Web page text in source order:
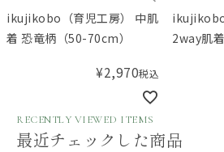
ikujikobo（育児工房） 中肌
着 恐竜柄（50-70cm）
¥2,970税込
ikujikobo
2way肌
RECENTLY VIEWED ITEMS
最近チェックした商品